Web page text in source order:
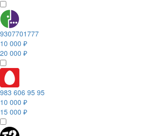
9307701777
10 000 ₽
20 000 ₽
983 606 95 95
10 000 ₽
15 000 ₽